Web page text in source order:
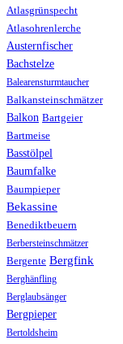
Atlasgrünspecht
Atlasohrenlerche
Austernfischer
Bachstelze
Balearensturmtaucher
Balkansteinschmätzer
Balkon Bartgeier
Bartmeise
Basstölpel
Baumfalke
Baumpieper
Bekassine
Benediktbeuern
Berbersteinschmätzer
Bergente Bergfink
Berghänfling
Berglaubsänger
Bergpieper
Bertoldsheim